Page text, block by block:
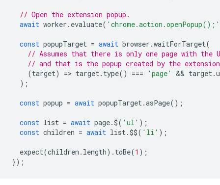
// Open the extension popup.
await worker . evaluate( 'chrome.action.openPopup();'
const popupTarget = await browser .waitForTarget(
// Assumes that there is only one page with the
// and that is the popup created by the
(target) => target. type() === 'page' && target.
);
const popup = await popupTarget.asPage();
const list = await page.$( 'ul' );
const children = await list.$$( 'li' );
expect(children . length). toBe(1 );
});